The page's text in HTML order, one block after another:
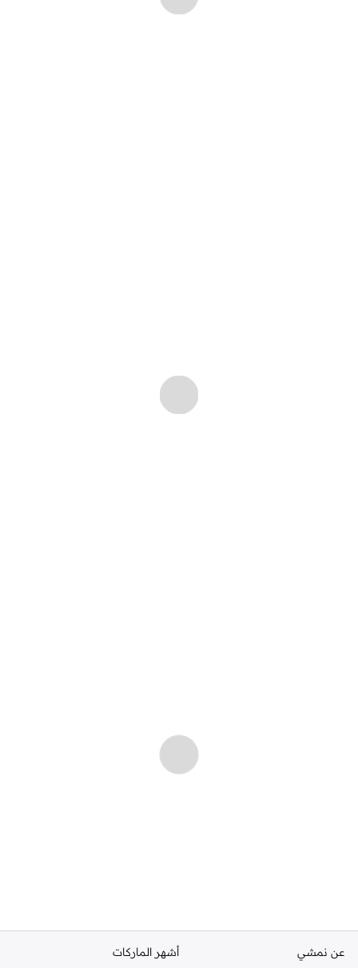
عن نمشي أشهر الماركات